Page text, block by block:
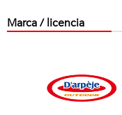
Marca / licencia